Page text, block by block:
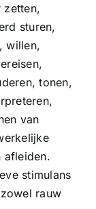
zetten,
sturen,
willen,
tonen,
van
afleiden.
stimulans
rauw